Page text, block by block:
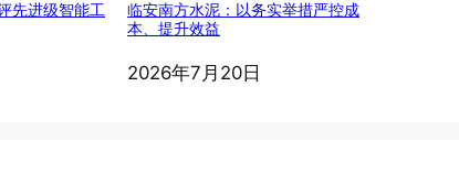
先进级智能工
临安南方水泥：以务实举措严控成
本、提升效益
2026年7月20日